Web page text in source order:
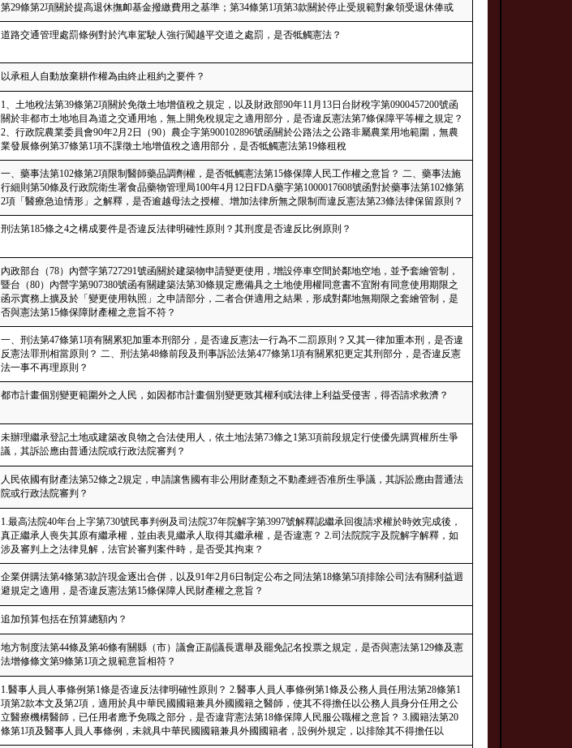
第29條第2項關於提高退休撫卹基金撥繳費用之基準；第34條第1項第3款關於停止受規範對象領受退休俸或
道路交通管理處罰條例對於汽車駕駛人強行闖越平交道之處罰，是否牴觸憲法？
以承租人自動放棄耕作權為由終止租約之要件？
1、土地稅法第39條第2項關於免徵土地增值稅之規定，以及財政部90年11月13日台財稅字第0900457200號函
關於非都市土地地目為道之交通用地，無上開免稅規定之適用部分，是否違反憲法第7條保障平等權之規定？
2、行政院農業委員會90年2月2日（90）農企字第900102896號函關於公路法之公路非屬農業用地範圍，無農
業發展條例第37條第1項不課徵土地增值稅之適用部分，是否牴觸憲法第19條租稅
一、藥事法第102條第2項限制醫師藥品調劑權，是否牴觸憲法第15條保障人民工作權之意旨？ 二、藥事法施
行細則第50條及行政院衛生署食品藥物管理局100年4月12日FDA藥字第1000017608號函對於藥事法第102條第
2項「醫療急迫情形」之解釋，是否逾越母法之授權、增加法律所無之限制而違反憲法第23條法律保留原則？
刑法第185條之4之構成要件是否違反法律明確性原則？其刑度是否違反比例原則？
內政部台（78）內營字第727291號函關於建築物申請變更使用，增設停車空間於鄰地空地，並予套繪管制，
暨台（80）內營字第907380號函有關建築法第30條規定應備具之土地使用權同意書不宜附有同意使用期限之
函示實務上擴及於「變更使用執照」之申請部分，二者合併適用之結果，形成對鄰地無期限之套繪管制，是
否與憲法第15條保障財產權之意旨不符？
一、刑法第47條第1項有關累犯加重本刑部分，是否違反憲法一行為不二罰原則？又其一律加重本刑，是否違
反憲法罪刑相當原則？ 二、刑法第48條前段及刑事訴訟法第477條第1項有關累犯更定其刑部分，是否違反憲
法一事不再理原則？
都市計畫個別變更範圍外之人民，如因都市計畫個別變更致其權利或法律上利益受侵害，得否請求救濟？
未辦理繼承登記土地或建築改良物之合法使用人，依土地法第73條之1第3項前段規定行使優先購買權所生爭
議，其訴訟應由普通法院或行政法院審判？
人民依國有財產法第52條之2規定，申請讓售國有非公用財產類之不動產經否准所生爭議，其訴訟應由普通法
院或行政法院審判？
1.最高法院40年台上字第730號民事判例及司法院37年院解字第3997號解釋認繼承回復請求權於時效完成後，
真正繼承人喪失其原有繼承權，並由表見繼承人取得其繼承權，是否違憲？ 2.司法院院字及院解字解釋，如
涉及審判上之法律見解，法官於審判案件時，是否受其拘束？
企業併購法第4條第3款許現金逐出合併，以及91年2月6日制定公布之同法第18條第5項排除公司法有關利益迴
避規定之適用，是否違反憲法第15條保障人民財產權之意旨？
追加預算包括在預算總額內？
地方制度法第44條及第46條有關縣（市）議會正副議長選舉及罷免記名投票之規定，是否與憲法第129條及憲
法增修條文第9條第1項之規範意旨相符？
1.醫事人員人事條例第1條是否違反法律明確性原則？ 2.醫事人員人事條例第1條及公務人員任用法第28條第1
項第2款本文及第2項，適用於具中華民國國籍兼具外國國籍之醫師，使其不得擔任以公務人員身分任用之公
立醫療機構醫師，已任用者應予免職之部分，是否違背憲法第18條保障人民服公職權之意旨？ 3.國籍法第20
條第1項及醫事人員人事條例，未就具中華民國國籍兼具外國國籍者，設例外規定，以排除其不得擔任以